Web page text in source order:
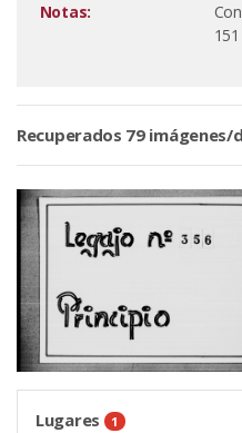
Notas:
Recuperados 79
Lugares 1